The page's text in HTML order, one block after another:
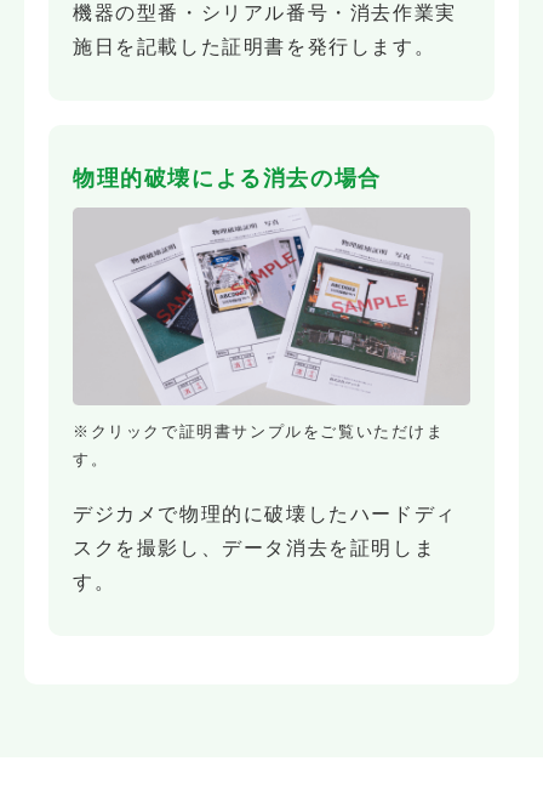
機器の型番・シリアル番号・消去作業実
施日を記載した証明書を発行します。
物理的破壊による消去の場合
※クリックで証明書サンプルをご覧いただけま
す。
デジカメで物理的に破壊したハードディ
スクを撮影し、データ消去を証明しま
す。